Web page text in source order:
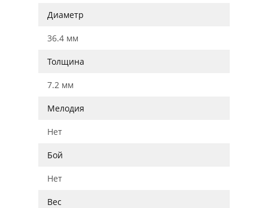
Диаметр
36.4 мм
Толщина
7.2 мм
Мелодия
Нет
Бой
Нет
Вес